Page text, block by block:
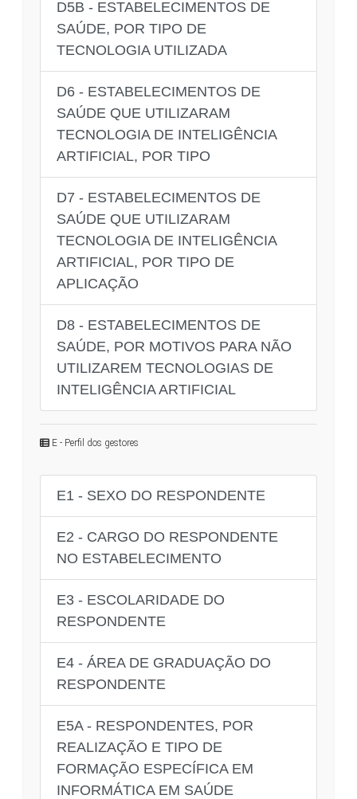
D5B - ESTABELECIMENTOS DE
SAÚDE, POR TIPO DE
TECNOLOGIA UTILIZADA
D6 - ESTABELECIMENTOS DE
SAÚDE QUE UTILIZARAM
TECNOLOGIA DE INTELIGÊNCIA
ARTIFICIAL, POR TIPO
D7 - ESTABELECIMENTOS DE
SAÚDE QUE UTILIZARAM
TECNOLOGIA DE INTELIGÊNCIA
ARTIFICIAL, POR TIPO DE
APLICAÇÃO
D8 - ESTABELECIMENTOS DE
SAÚDE, POR MOTIVOS PARA NÃO
UTILIZAREM TECNOLOGIAS DE
INTELIGÊNCIA ARTIFICIAL
E - Perfil dos gestores
E1 - SEXO DO RESPONDENTE
E2 - CARGO DO RESPONDENTE
NO ESTABELECIMENTO
E3 - ESCOLARIDADE DO
RESPONDENTE
E4 - ÁREA DE GRADUAÇÃO DO
RESPONDENTE
E5A - RESPONDENTES, POR
REALIZAÇÃO E TIPO DE
FORMAÇÃO ESPECÍFICA EM
INFORMÁTICA EM SAÚDE